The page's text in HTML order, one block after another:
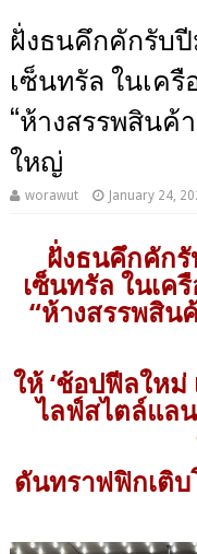
ฝั่งธนคึกคักรับ
เซ็นทรัล ในเค
“ห้างสรรพสินค้
ใหญ่
worawut January 24,
ฝั่งธนคึกคัก
เซ็นทรัล ในเค
“ห้างสรรพสิน
ให้ ‘ช้อปฟีลใหม่
ไลฟ์สไตล์แล
ดันทราฟฟิกเติบ